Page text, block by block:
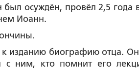
был осуждён, провёл 2,5 года
Иоанн.
к изданию биографию отца.
с ним, кто помнит его